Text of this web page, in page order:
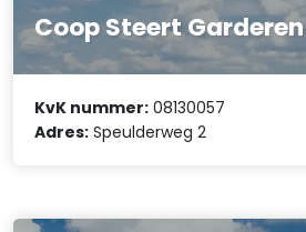
Coop Steert Garderen
KvK nummer: 08130057
Adres: Speulderweg 2